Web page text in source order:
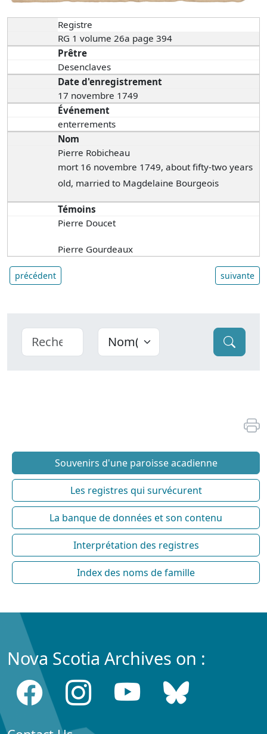
Registre
RG 1 volume 26a page 394
Prêtre
Desenclaves
Date d'enregistrement
17 novembre 1749
Événement
enterrements
Nom
Pierre Robicheau
mort 16 novembre 1749, about fifty-two years
old, married to Magdelaine Bourgeois
Témoins
Pierre Doucet
Pierre Gourdeaux
précédent suivante
Souvenirs d'une paroisse acadienne
Les registres qui survécurent
La banque de données et son contenu
Interprétation des registres
Index des noms de famille
Nova Scotia Archives on :